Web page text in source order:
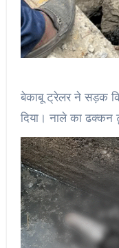
बेकाबू ट्रेलर ने सड़क
दिया। नाले का ढक्कन